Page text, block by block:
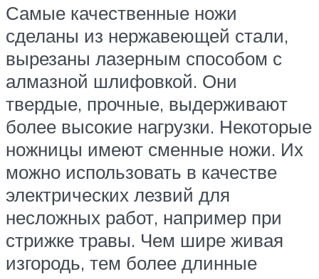
Самые качественные ножи
сделаны из нержавеющей стали,
вырезаны лазерным способом с
алмазной шлифовкой. Они
твердые, прочные, выдерживают
более высокие нагрузки. Некоторые
ножницы имеют сменные ножи. Их
можно использовать в качестве
электрических лезвий для
несложных работ, например при
стрижке травы. Чем шире живая
изгородь, тем более длинные